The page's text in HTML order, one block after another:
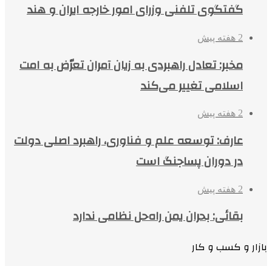
گفتگوی تلفنی وزرای امور خارجه ایران و هند
2 هفته پیش
مخبر: تعادل راهبردی به زیان آمران تعرّض به امت
اسلامی تغییر می‌کند
2 هفته پیش
عارف: توسعه علم و فناوری، راهبرد اصلی دولت
در دوران پساجنگ است
2 هفته پیش
بقائی: بحران یمن راه‌حل نظامی ندارد
بازار و کسب و کار